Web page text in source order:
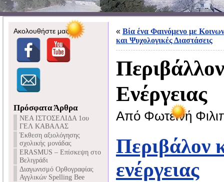
Ακολουθήστε μας
Πρόσφατα Άρθρα
NEA ΙΣΤΟΣΕΛΙΔΑ 1ου
ΓΕΛ ΚΑΒΑΛΑΣ
Έκθεση αξιολόγησης
σχολικής μονάδας
ERASMUS – Επίσκεψη στο
Βελιγράδι
Διαγωνισμό Ορθογραφίας
Αγγλικών Spelling Bee
« Βία ένα Φαινόμενο με
και Ψυχολογικές Διαστάσεις
Ενέργειας
Από Φωτεινή
Περιβάλον
ενέργειας